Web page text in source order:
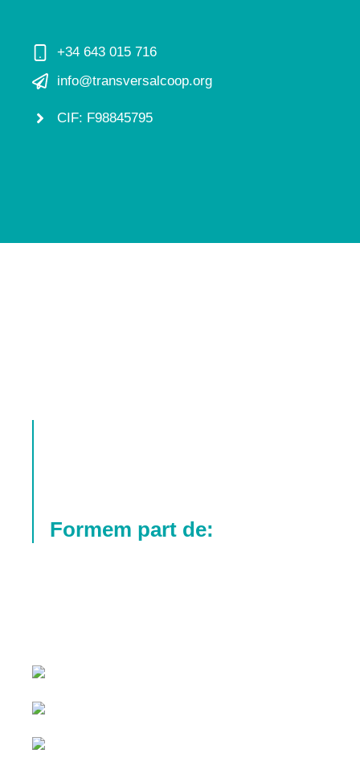
+34 643 015 716
info@transversalcoop.org
CIF: F98845795
Formem part de: